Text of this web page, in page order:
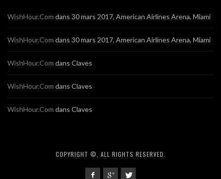
WishHour.Com dans 30 mars 2017, American Airlines Arena, Miami
WishHour.Com dans 30 mars 2017, American Airlines Arena, Miami
WishHour.Com dans Claves
WishHour.Com dans Claves
WishHour.Com dans Claves
COPYRIGHT ©, ALL RIGHTS RESERVED.